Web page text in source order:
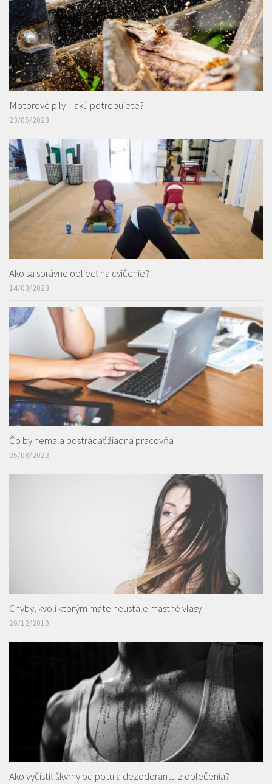
Motorové píly – akú potrebujete?
23/05/2023
Ako sa správne obliecť na cvičenie?
14/03/2023
Čo by nemala postrádať žiadna pracovňa
05/08/2022
Chyby, kvôli ktorým máte neustále mastné vlasy
20/12/2019
Ako vyčistiť škvrny od potu a dezodorantu z oblečenia?